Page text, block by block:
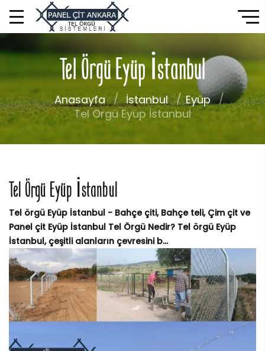
Tel Örgü Eyüp İstanbul
Anasayfa İstanbul
Eyüp
Tel Örgü Eyüp İstanbul
Tel Örgü Eyüp İstanbul
Tel örgü Eyüp İstanbul - Bahçe çiti, Bahçe teli, Çim çit ve
Panel çit Eyüp İstanbul Tel Örgü Nedir? Tel örgü Eyüp
İstanbul, çeşitli alanların çevresini b...